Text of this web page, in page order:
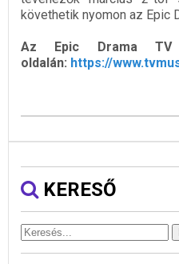
követhetik nyomon az Epic
Az Epic Drama TV
oldalán: https://
KERESŐ